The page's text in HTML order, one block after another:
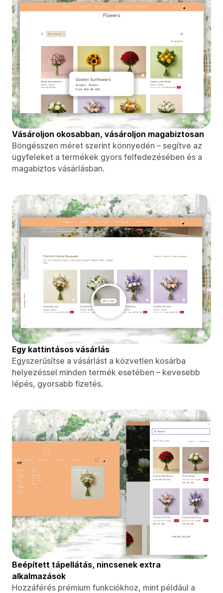
Vásároljon okosabban, vásároljon magabiztosan
Böngésszen méret szerint könnyedén – segítve az
ügyfeleket a termékek gyors felfedezésében és a
magabiztos vásárlásban.
Egy kattintásos vásárlás
Egyszerűsítse a vásárlást a közvetlen kosárba
helyezéssel minden termék esetében – kevesebb
lépés, gyorsabb fizetés.
Beépített tápellátás, nincsenek extra
alkalmazások
Hozzáférés prémium funkciókhoz, mint például a